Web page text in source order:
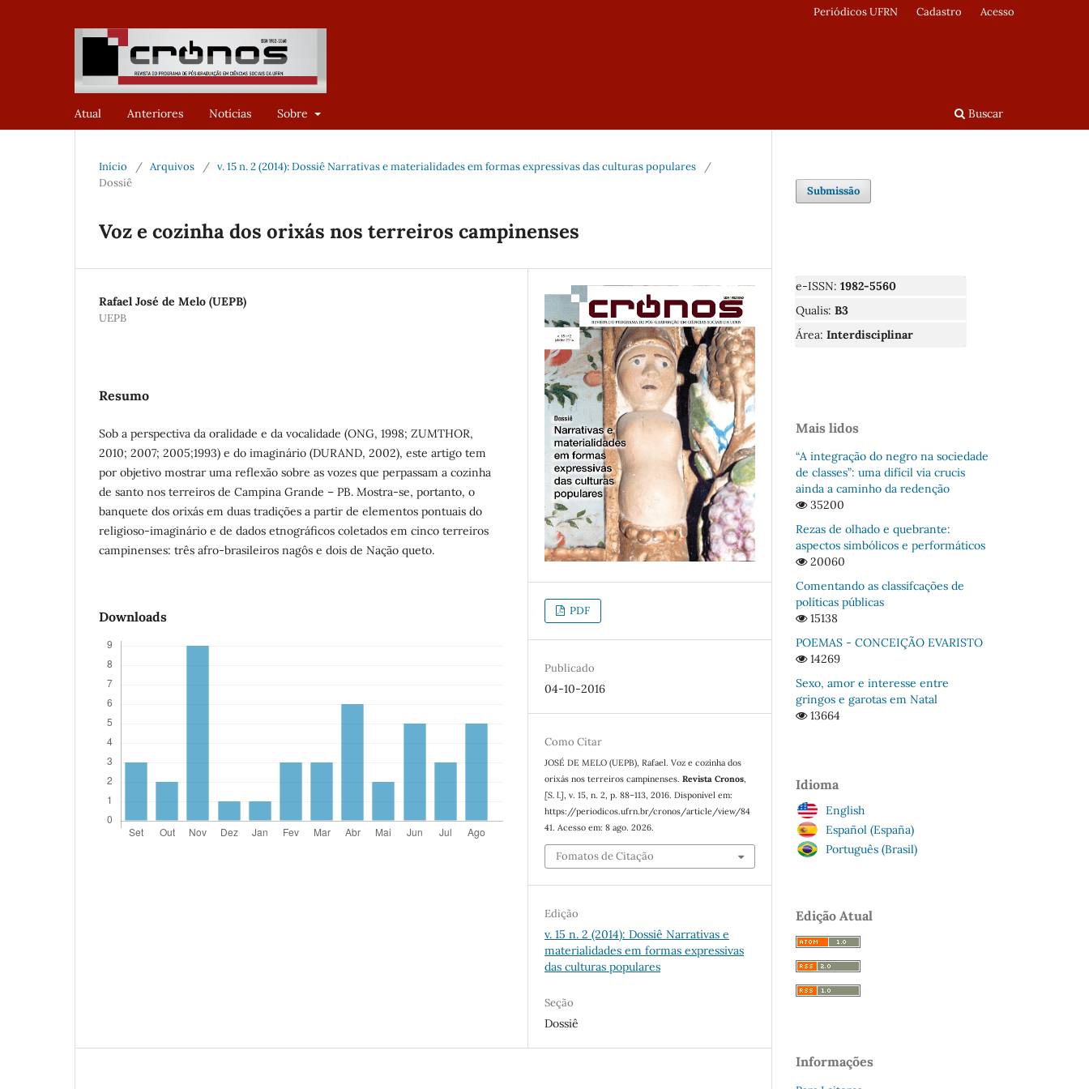
Atual Anteriores Notícias Sobre Buscar
Periódicos UFRN Cadastro Acesso
Início / Arquivos / v. 15 n. 2 (2014): Dossiê Narrativas e materialidades em formas expressivas das culturas populares
/
Dossiê
Voz e cozinha dos orixás nos terreiros campinenses
Rafael José de Melo (UEPB)
UEPB
Resumo
Sob a perspectiva da oralidade e da vocalidade (ONG, 1998; ZUMTHOR,
2010; 2007; 2005;1993) e do imaginário (DURAND, 2002), este artigo tem
por objetivo mostrar uma reflexão sobre as vozes que perpassam a cozinha
de santo nos terreiros de Campina Grande – PB. Mostra-se, portanto, o
banquete dos orixás em duas tradições a partir de elementos pontuais do
religioso-imaginário e de dados etnográficos coletados em cinco terreiros
campinenses: três afro-brasileiros nagôs e dois de Nação queto.
Downloads PDF
Publicado
04-10-2016
Como Citar
JOSÉ DE MELO (UEPB), Rafael. Voz e cozinha dos
orixás nos terreiros campinenses.Revista Cronos,
[S. l.], v. 15, n. 2, p. 88–113, 2016. Disponível em:
https://periodicos.ufrn.br/cronos/article/view/84
41. Acesso em: 8 ago. 2026.
Fomatos de Citação
Edição
v. 15 n. 2 (2014): Dossiê Narrativas e
materialidades em formas expressivas
das culturas populares
Seção
Dossiê
Submissão
e-ISSN: 1982-5560
Qualis: B3
Área: Interdisciplinar
Mais lidos
“A integração do negro na sociedade
de classes”: uma difícil via crucis
ainda a caminho da redenção
35200
Rezas de olhado e quebrante:
aspectos simbólicos e performáticos
20060
Comentando as classifcações de
políticas públicas
15138
POEMAS - CONCEIÇÃO EVARISTO
14269
Sexo, amor e interesse entre
gringos e garotas em Natal
13664
Idioma
English
Español (España)
Português (Brasil)
Edição Atual
Informações